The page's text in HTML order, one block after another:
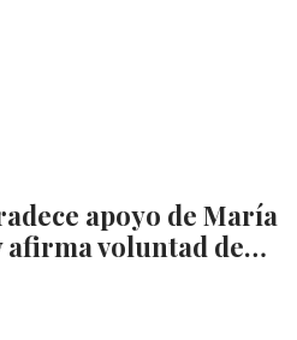
apoyo de María
afirma voluntad de…